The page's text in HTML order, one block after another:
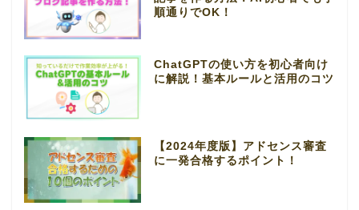
順通りでOK！
ChatGPTの使い方を初心者向け
に解説！基本ルールと活用のコツ
【2024年度版】アドセンス審査
に一発合格するポイント！